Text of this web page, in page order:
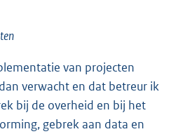
van projecten
verwacht en dat betreur ik
bij de overheid en bij het
gebrek aan data en